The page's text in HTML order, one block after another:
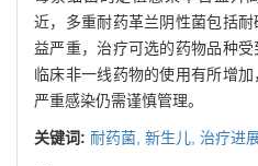
近，多重耐药革兰阴性菌包括
益严重，治疗可选的药物品种
临床非一线药物的使用有所增
严重感染仍需谨慎管理。
关键词: 耐药菌, 新生儿, 治疗进